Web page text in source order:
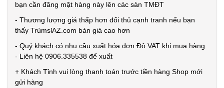
bạn cần đăng mặt hàng này lên các sàn TMĐT
- Thương lượng giá thấp hơn đối thủ cạnh tranh nếu bạn
thấy TrùmsỉAZ.com bán giá cao hơn
- Quý khách có nhu cầu xuất hóa đơn Đỏ VAT khi mua hàng
- Liên hệ 0906.335538 để xuất
+ Khách Tỉnh vui lòng thanh toán trước tiền hàng Shop mới
gửi hàng
tinh dầu